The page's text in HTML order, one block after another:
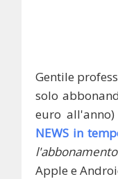
Gentile
solo
euro all'anno)
NEWS in
Apple e